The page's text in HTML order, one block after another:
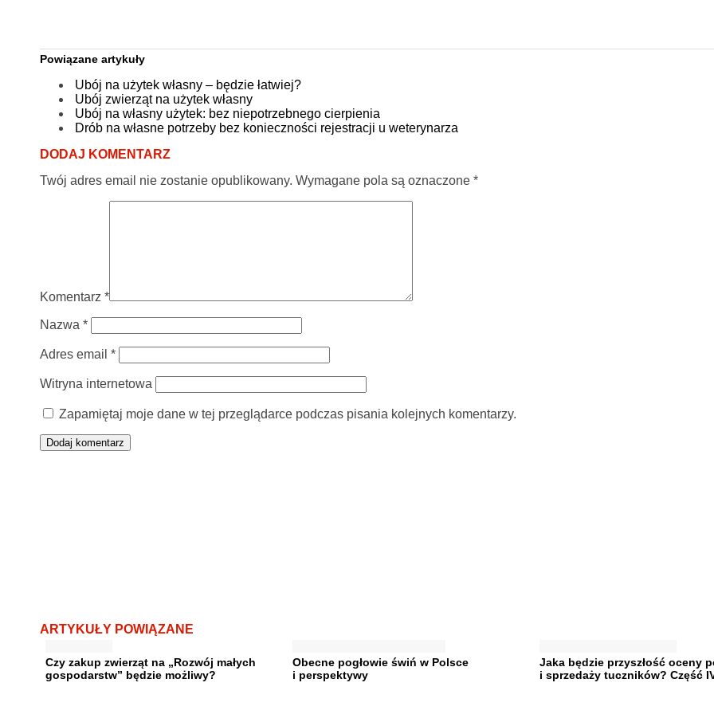
Powiązane artykuły
Ubój na użytek własny – będzie łatwiej?
Ubój zwierząt na użytek własny
Ubój na własny użytek: bez niepotrzebnego cierpienia
Drób na własne potrzeby bez konieczności rejestracji u weterynarza
DODAJ KOMENTARZ
Twój adres email nie zostanie opublikowany. Wymagane pola są oznaczone *
Komentarz *
Nazwa *
Adres email *
Witryna internetowa
Zapamiętaj moje dane w tej przeglądarce podczas pisania kolejnych komentarzy.
ARTYKUŁY POWIĄZANE
Czy zakup zwierząt na „Rozwój małych
gospodarstw” będzie możliwy?
Obecne pogłowie świń w Polsce
i perspektywy
Jaka będzie przyszłość oceny
i sprzedaży tuczników? Część